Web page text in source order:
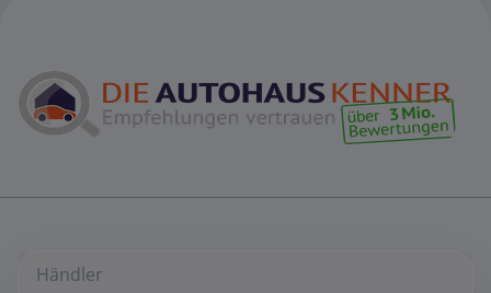
Händler